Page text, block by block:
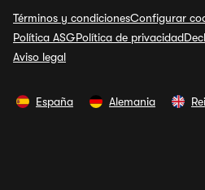
Términos y condicionesConfigurar
Política ASGPolítica de privacidad
Aviso legal
España Alemania